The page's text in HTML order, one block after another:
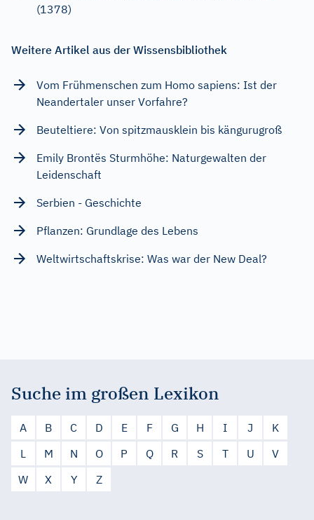
(1378)
Weitere Artikel aus der Wissensbibliothek
Vom Frühmenschen zum Homo sapiens: Ist der
Neandertaler unser Vorfahre?
Beuteltiere: Von spitzmausklein bis kängurugroß
Emily Brontës Sturmhöhe: Naturgewalten der
Leidenschaft
Serbien - Geschichte
Pflanzen: Grundlage des Lebens
Weltwirtschaftskrise: Was war der New Deal?
Suche im großen Lexikon
A B C D E F G H I J
K
L
M N O P Q R S T U
V
W
X Y Z